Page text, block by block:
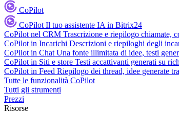
CoPilot
CoPilot Il tuo assistente IA in Bitrix24
CoPilot nel CRM Trascrizione e riepilogo chiamate,
CoPilot in Incarichi Descrizioni e riepiloghi degli
CoPilot in Chat Una fonte illimitata di idee, testi
CoPilot in Siti e store Testi accattivanti generati su
CoPilot in Feed Riepilogo dei thread, idee generate
Tutte le funzionalità CoPilot
Tutti gli strumenti
Prezzi
Risorse